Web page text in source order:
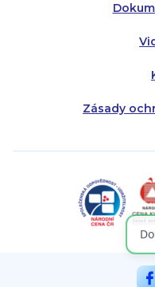
Zásady